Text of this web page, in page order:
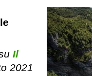
Il
2021